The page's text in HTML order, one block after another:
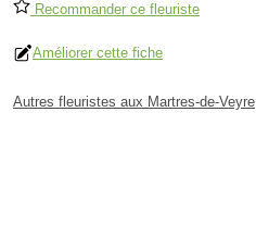
Recommander ce fleuriste
Améliorer cette fiche
Autres fleuristes aux Martres-de-Veyre